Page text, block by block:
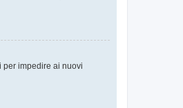
per impedire ai nuovi